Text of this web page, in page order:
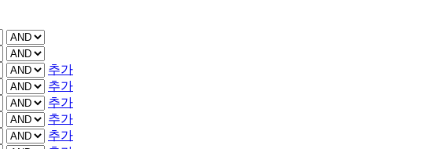
추가
추가
추가
추가
추가